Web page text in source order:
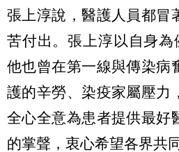
張上淳說，醫護人員都冒
苦付出。張上淳以自身為
他也曾在第一線與傳染病
護的辛勞、染疫家屬壓力
全心全意為患者提供最好
的掌聲，衷心希望各界共